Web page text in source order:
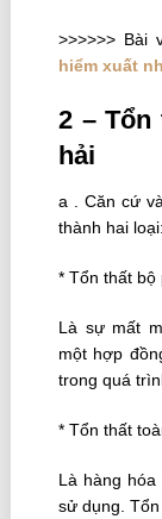
>>>>>> Bài
hiểm xuất
2 – Tổn
hải
a . Căn cứ
thành hai loại:
* Tổn thất bộ
Là sự mất
một hợp
trong quá
* Tổn thất
Là hàng
sử dụng.